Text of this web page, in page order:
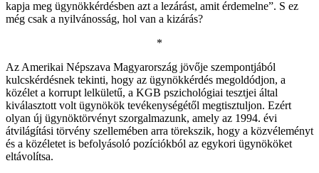
kapja meg ügynökkérdésben azt a lezárást, amit érdemelne”. S ez
még csak a nyilvánosság, hol van a kizárás?
*
Az Amerikai Népszava Magyarország jövője szempontjából
kulcskérdésnek tekinti, hogy az ügynökkérdés megoldódjon, a
közélet a korrupt lelkületű, a KGB pszichológiai tesztjei által
kiválasztott volt ügynökök tevékenységétől megtisztuljon. Ezért
olyan új ügynöktörvényt szorgalmazunk, amely az 1994. évi
átvilágítási törvény szellemében arra törekszik, hogy a közvéleményt
és a közéletet is befolyásoló pozíciókból az egykori ügynököket
eltávolítsa.